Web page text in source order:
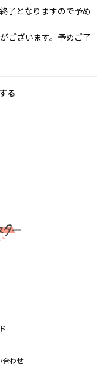
了となりますので予め
ございます。予めご了
る
合わせ